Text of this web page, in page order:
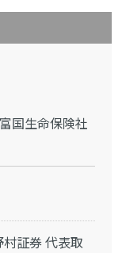
国生命保険社
証券 代表取